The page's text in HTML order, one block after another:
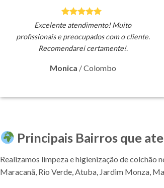
Excelente atendimento! Muito
profissionais e preocupados com o cliente.
Recomendarei certamente!.
Monica /Colombo
Principais Bairros que
Realizamos limpeza e higienização de colchão
Maracanã, Rio Verde, Atuba, Jardim Monza,